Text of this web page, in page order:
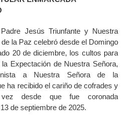
Jesús Triunfante y Nuestra
la Paz celebró desde el Domingo
20 de diciembre, los cultos para
Expectación de Nuestra Señora,
a Nuestra Señora de la
ha recibido el cariño de cofrades y
desde que fue coronada
de septiembre de 2025.